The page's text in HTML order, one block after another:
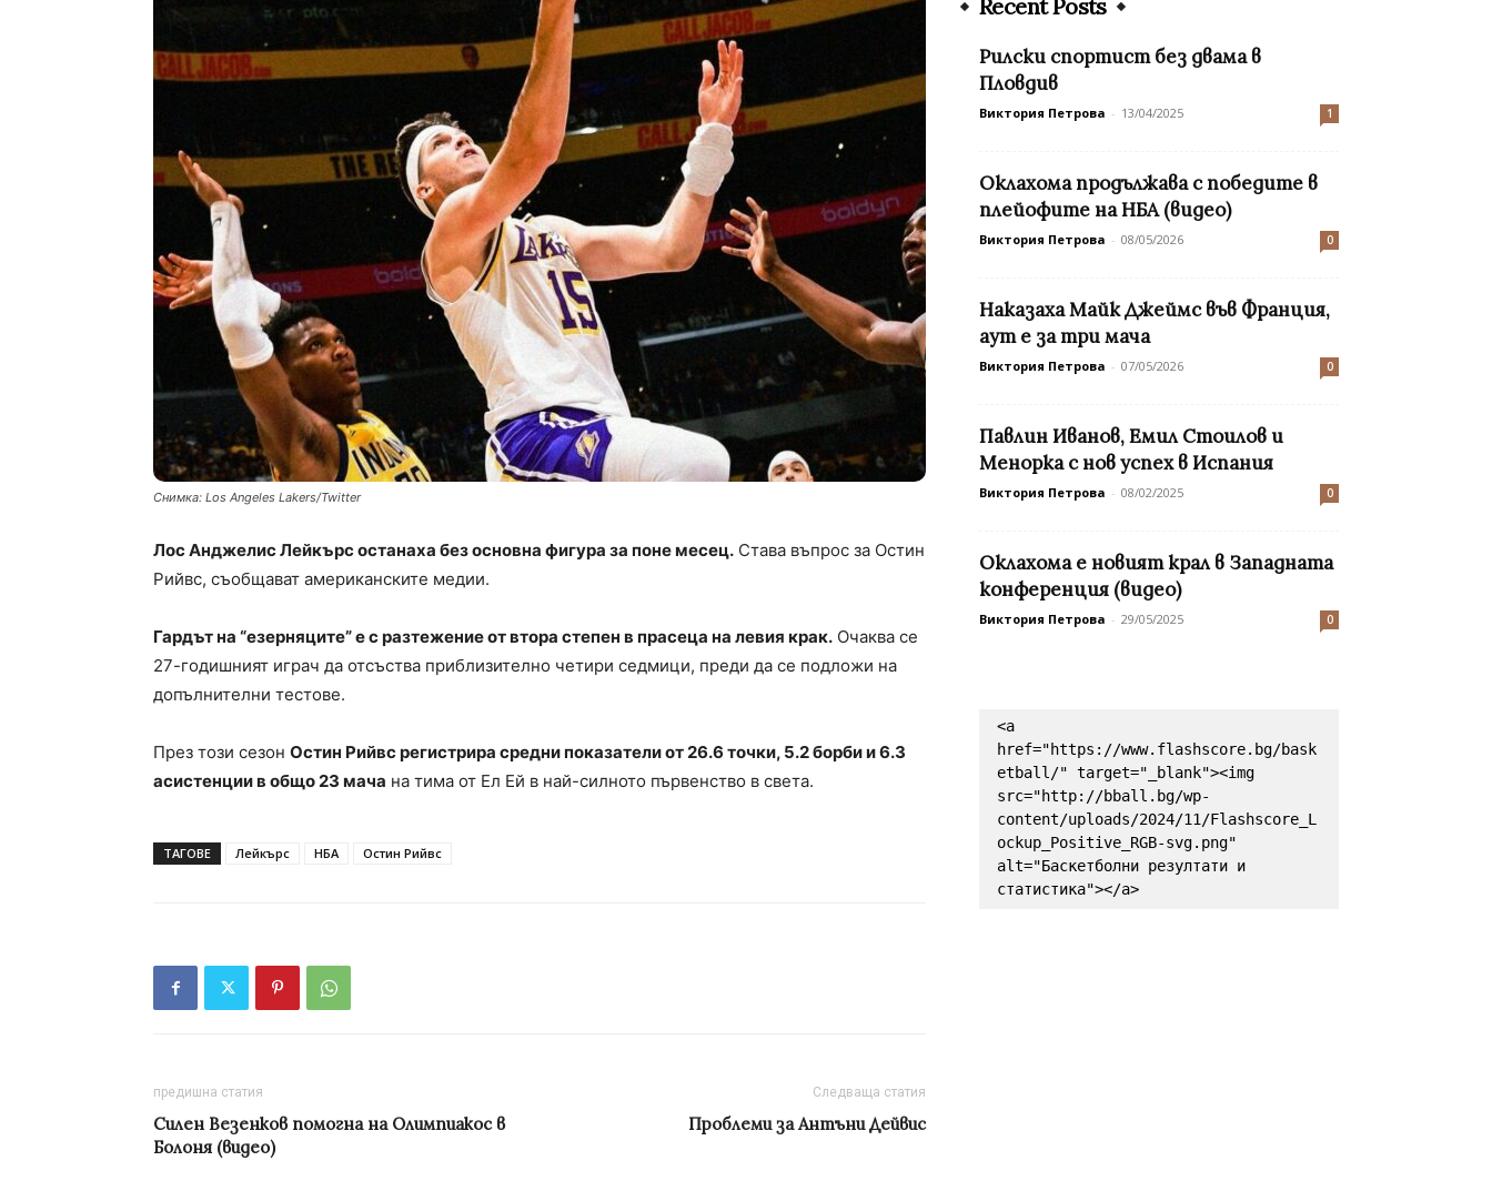
Снимка: Los Angeles Lakers/Twitter
Лос Анджелис Лейкърс останаха без основна фигура за поне месец. Става въпрос за Остин
Рийвс, съобщават американските медии.
Гардът на “езерняците” е с разтежение от втора степен в прасеца на левия крак. Очаква се
27-годишният играч да отсъства приблизително четири седмици, преди да се подложи на
допълнителни тестове.
През този сезон Остин Рийвс регистрира средни показатели от 26.6 точки, 5.2 борби и 6.3
асистенции в общо 23 мача на тима от Ел Ей в най-силното първенство в света.
ТАГОВЕ Лейкърс НБА Остин Рийвс
предишна статия
Силен Везенков помогна на Олимпиакос в
Болоня (видео)
Следваща статия
Проблеми за Антъни Дейвис
Recent Posts
Рилски спортист без двама в
Пловдив
Виктория Петрова - 13/04/2025 1
Оклахома продължава с победите в
плейофите на НБА (видео)
Виктория Петрова - 08/05/2026 0
Наказаха Майк Джеймс във Франция,
аут е за три мача
Виктория Петрова - 07/05/2026 0
Павлин Иванов, Емил Стоилов и
Менорка с нов успех в Испания
Виктория Петрова - 08/02/2025 0
Оклахома е новият крал в Западната
конференция (видео)
Виктория Петрова - 29/05/2025 0
<a
href="https://www.flashscore.bg/bask
etball/" target="_blank"><img
src="http://bball.bg/wp-
content/uploads/2024/11/Flashscore_L
ockup_Positive_RGB-svg.png"
alt="Баскетболни резултати и
статистика"></a>